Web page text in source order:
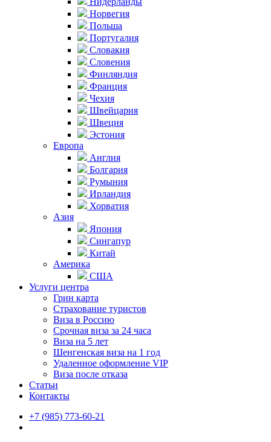
Норвегия
Польша
Португалия
Словакия
Словения
Финляндия
Франция
Чехия
Швейцария
Швеция
Эстония
Европа
Англия
Болгария
Румыния
Ирландия
Хорватия
Азия
Япония
Сингапур
Китай
Америка
США
Услуги центра
Грин карта
Страхование туристов
Виза в Россию
Срочная виза за 24 часа
Виза на 5 лет
Шенгенская виза на 1 год
Удаленное оформление VIP
Виза после отказа
Статьи
Контакты
+7 (985) 773-60-21